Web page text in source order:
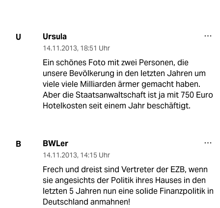
U Ursula
14.11.2013, 18:51 Uhr
Ein schönes Foto mit zwei Personen, die
unsere Bevölkerung in den letzten Jahren um
viele viele Milliarden ärmer gemacht haben.
Aber die Staatsanwaltschaft ist ja mit 750 Euro
Hotelkosten seit einem Jahr beschäftigt.
B BWLer
14.11.2013, 14:15 Uhr
Frech und dreist sind Vertreter der EZB, wenn
sie angesichts der Politik ihres Hauses in den
letzten 5 Jahren nun eine solide Finanzpolitik in
Deutschland anmahnen!